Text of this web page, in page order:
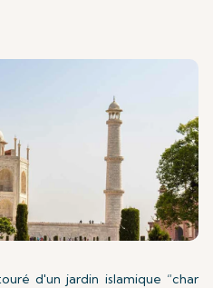
d'un jardin islamique “char